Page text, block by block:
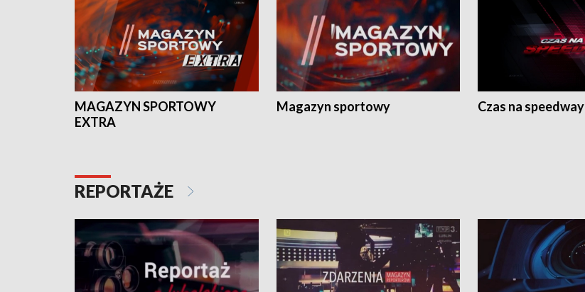
MAGAZYN SPORTOWY
EXTRA
Magazyn sportowy Czas na speedway
REPORTAŻE